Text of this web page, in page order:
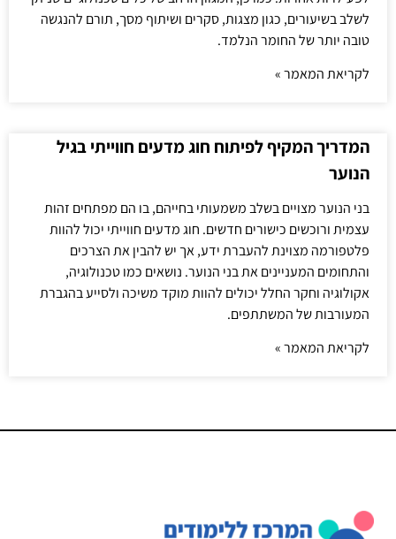
לשלב בשיעורים, כגון מצגות, סקרים ושיתוף מסך, תורם להנגשה
טובה יותר של החומר הנלמד.
לקריאת המאמר »
המדריך המקיף לפיתוח חוג מדעים חווייתי בגיל
הנוער
בני הנוער מצויים בשלב משמעותי בחייהם, בו הם מפתחים זהות
עצמית ורוכשים כישורים חדשים. חוג מדעים חווייתי יכול להוות
פלטפורמה מצוינת להעברת ידע, אך יש להבין את הצרכים
והתחומים המעניינים את בני הנוער. נושאים כמו טכנולוגיה,
אקולוגיה וחקר החלל יכולים להוות מוקד משיכה ולסייע בהגברת
המעורבות של המשתתפים.
לקריאת המאמר »